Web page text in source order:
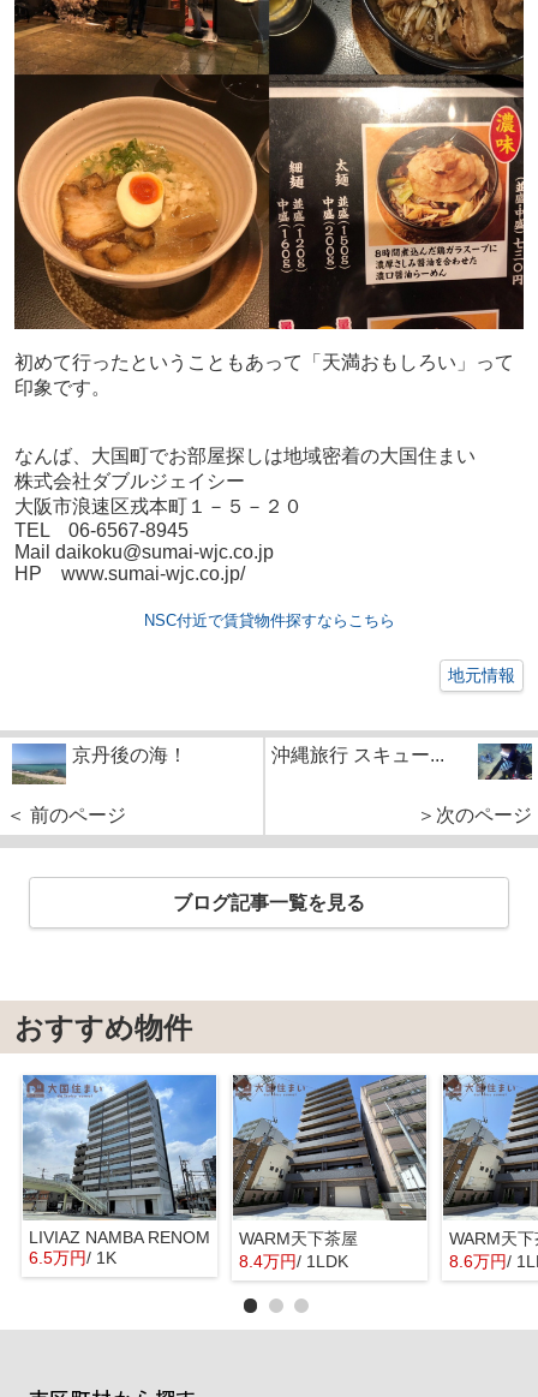
初めて行ったということもあって「天満おもしろい」って
印象です。
なんば、大国町でお部屋探しは地域密着の大国住まい
株式会社ダブルジェイシー
大阪市浪速区戎本町１－５－２０
TEL 06-6567-8945
Mail daikoku@sumai-wjc.co.jp
HP www.sumai-wjc.co.jp/
NSC付近で賃貸物件探すならこちら
地元情報
京丹後の海！
＜ 前のページ
沖縄旅行 スキュー...
＞次のページ
ブログ記事一覧を見る
おすすめ物件
LIVIAZ NAMBA RENOM
6.5万円/ 1K
WARM天下茶屋
8.4万円/ 1LDK
WARM天
8.6万円/